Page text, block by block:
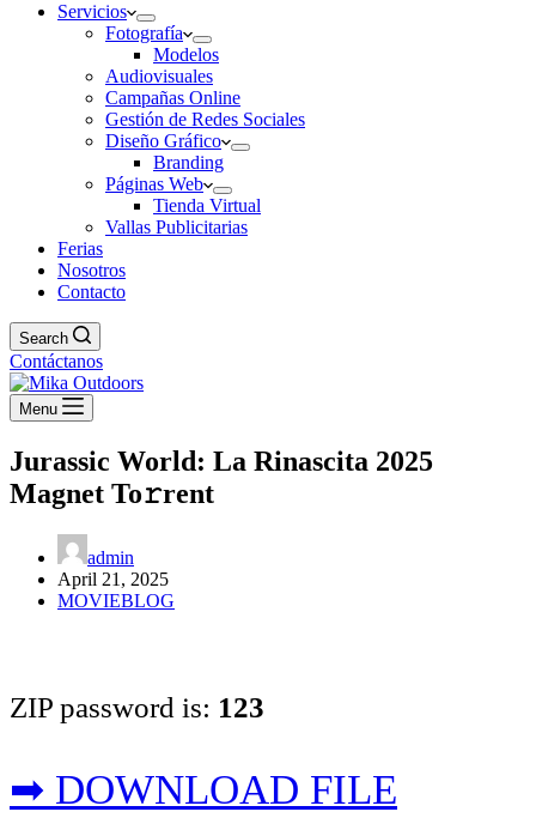
Servicios
Fotografía
Modelos
Audiovisuales
Campañas Online
Gestión de Redes Sociales
Diseño Gráfico
Branding
Páginas Web
Tienda Virtual
Vallas Publicitarias
Ferias
Nosotros
Contacto
Search
Contáctanos
Menu
Jurassic World: La Rinascita 2025
Magnet To𝚛rent
admin
April 21, 2025
MOVIEBLOG
ZIP password is: 123
➡ DOWNLOAD FILE